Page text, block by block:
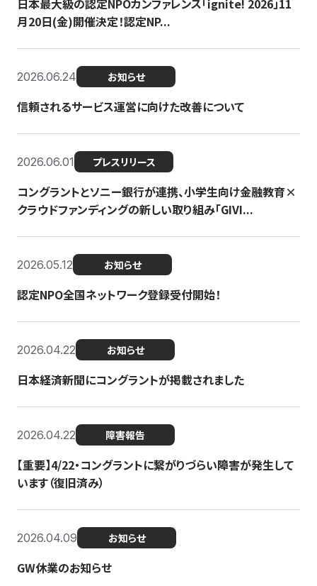
日本最大級の認定NPOカンファレンス「ignite! 2026」11
月20日(金)開催決定！認定NP...
2026.06.24 お知らせ
信頼されるサービス運営に向けた改善について
2026.06.01 プレスリリース
コングラントとソニー銀行が連携、小学生向け金融教育×
クラウドファンディングの新しい取り組み「GIVI...
2026.05.12 お知らせ
認定NPO全国ネットワーク登録受付開始！
2026.04.22 お知らせ
日本経済新聞にコングラントが掲載されました
2026.04.22 障害報告
【重要】4/22・コングラントに繋がりづらい障害が発生して
います（復旧済み）
2026.04.09 お知らせ
GW休業のお知らせ